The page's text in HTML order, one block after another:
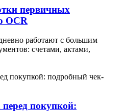
первичных
OCR
работают с большим
счетами, актами,
покупкой: